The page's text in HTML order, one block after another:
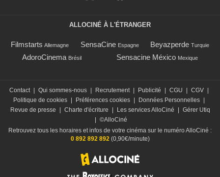
ALLOCINÉ À L'ÉTRANGER
Filmstarts Allemagne SensaCine Espagne Beyazperde Turquie
AdoroCinema Brésil Sensacine México Mexique
Contact Qui sommes-nous Recrutement Publicité CGU CGV
Politique de cookies
Préférences cookies Données Personnelles
Revue de presse
Charte d'écriture Les services AlloCiné
Gérer Utiq
©AlloCiné
Retrouvez tous les horaires et infos de votre cinéma sur le numéro AlloCiné :
0 892 892 892(0,90€/minute)